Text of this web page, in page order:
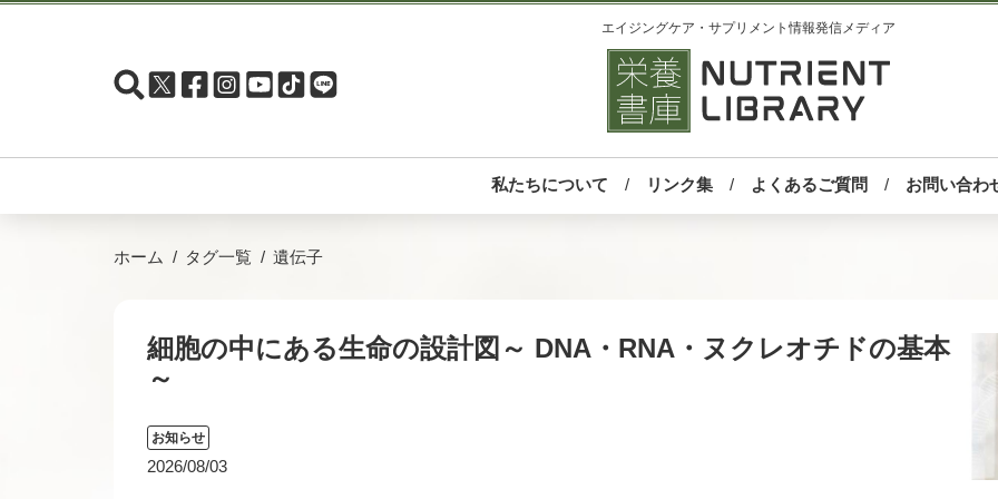
エイジングケア・サプリメント情報発信メディア
私たちについて リンク集 よくあるご質問 お問い合わ
ホーム タグ一覧 遺伝子
細胞の中にある生命の設計図～ DNA・RNA・ヌクレオチドの基本
～
お知らせ
2026/08/03